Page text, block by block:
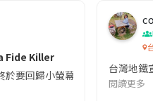
Fide Killer
於要回歸小螢幕啦!這次的劇本改編
co
吹
台灣
台灣地鐵宣
閱讀更多